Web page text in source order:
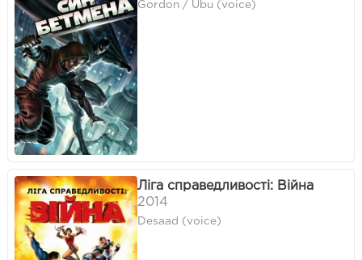
Gordon / Ubu (voice)
Ліга справедливості: Війна
2014
Desaad (voice)